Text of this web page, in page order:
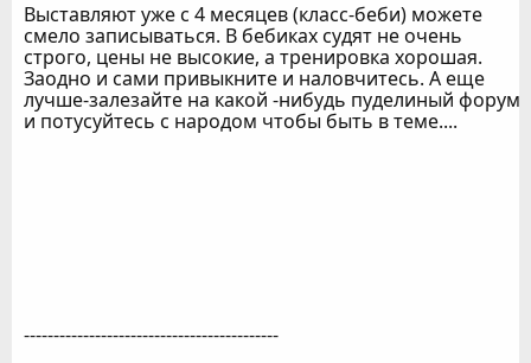
Выставляют уже с 4 месяцев (класс-беби) можете
смело записываться. В бебиках судят не очень
строго, цены не высокие, а тренировка хорошая.
Заодно и сами привыкните и наловчитесь. А еще
лучше-залезайте на какой -нибудь пуделиный форум
и потусуйтесь с народом чтобы быть в теме....
-------------------------------------------